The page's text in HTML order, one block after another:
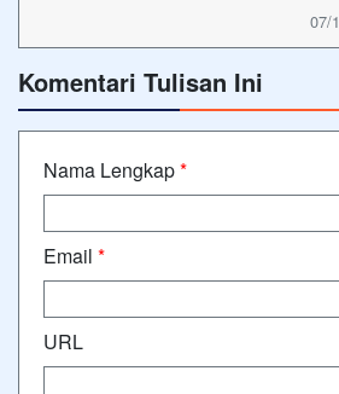
07/
Komentari Tulisan Ini
Nama Lengkap*
Email *
URL